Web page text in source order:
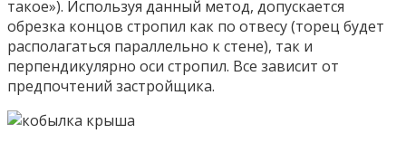
такое»). Используя данный метод, допускается
обрезка концов стропил как по отвесу (торец будет
располагаться параллельно к стене), так и
перпендикулярно оси стропил. Все зависит от
предпочтений застройщика.